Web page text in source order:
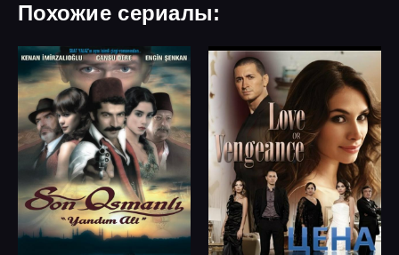
Похожие сериалы: